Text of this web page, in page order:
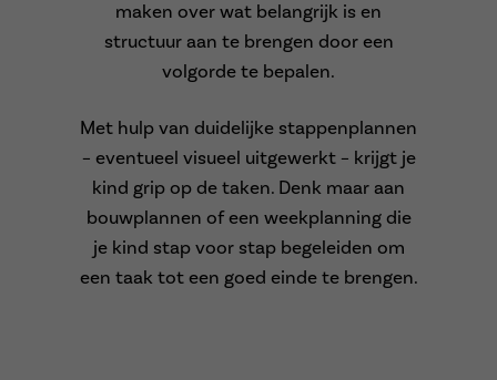
maken over wat belangrijk is en
structuur aan te brengen door een
volgorde te bepalen.
Met hulp van duidelijke stappenplannen
– eventueel visueel uitgewerkt – krijgt je
kind grip op de taken. Denk maar aan
bouwplannen of een weekplanning die
je kind stap voor stap begeleiden om
een taak tot een goed einde te brengen.